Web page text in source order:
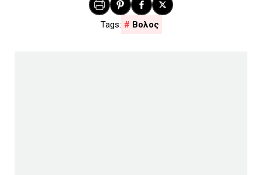
Βολος